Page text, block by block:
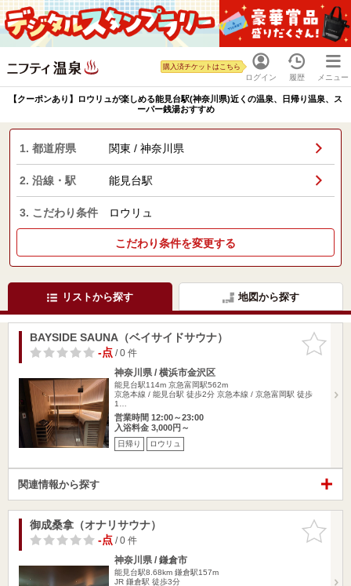
ログイン
購入済チケットはこちら
履歴 メニュー
【クーポンあり】ロウリュが楽しめる能見台駅(神奈川県)近くの温泉、日帰り温泉、ス
ーパー銭湯おすすめ
1. 都道府県 関東 / 神奈川県
2. 沿線・駅 能見台駅
3. こだわり条件 ロウリュ
こだわり条件を変更する
リストから探す 地図から探す
お気に入
りに追加
BAYSIDE SAUNA（ベイサイドサウナ）
-点/ 0 件
神奈川県 / 横浜市金沢区
能見台駅114m 京急富岡駅562m
京急本線 / 能見台駅 徒歩2分 京急本線 / 京急富岡駅 徒歩
1…
営業時間 12:00～23:00
入浴料金 3,000円～
日帰り ロウリュ
関連情報から探す
お気に入
りに追加
御成桑拿（オナリサウナ）
-点/ 0 件
神奈川県 / 鎌倉市
能見台駅8.68km 鎌倉駅157m
JR 鎌倉駅 徒歩3分